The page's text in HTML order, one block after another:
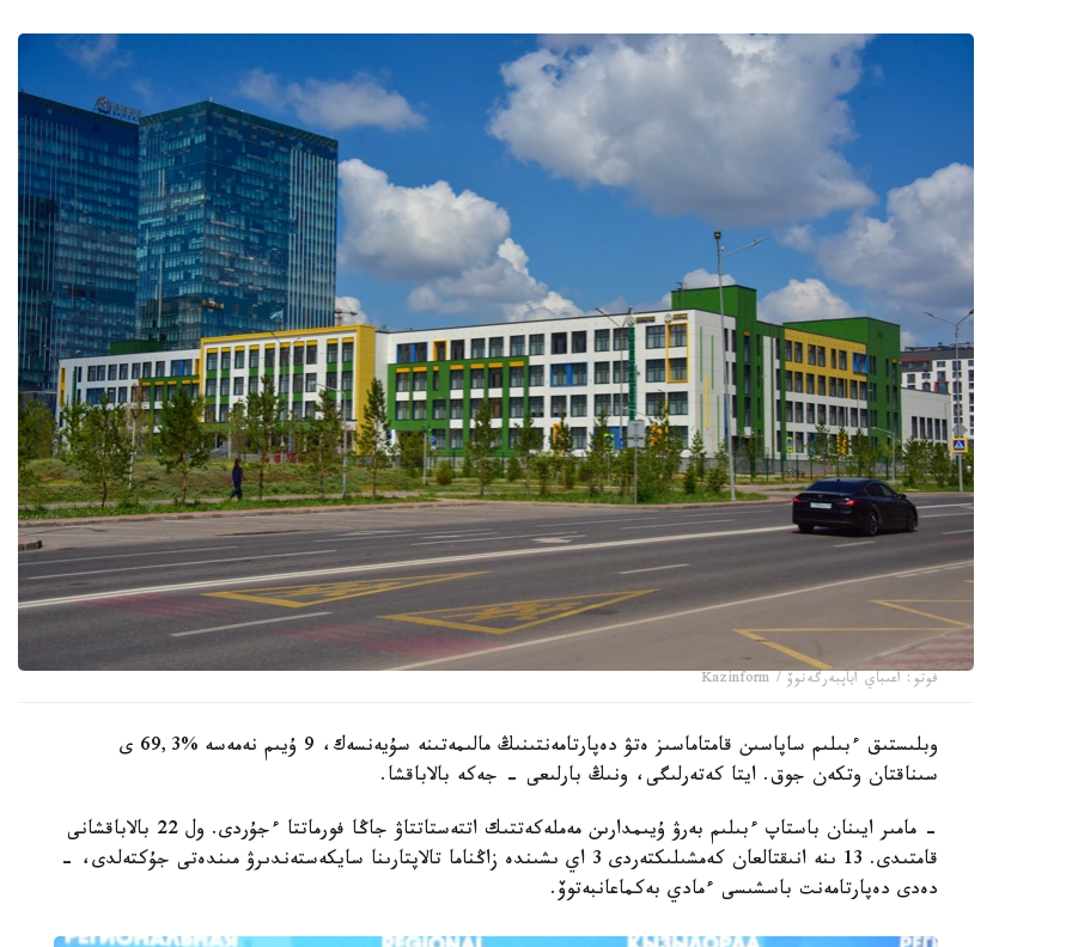
فوتو: اعىباي اياپبەرگەنوۆ / Kazinform
وبلىستىق ءبىلىم ساپاسىن قامتاماسىز ەتۋ دەپارتامەنتىنىڭ مالىمەتىنە سۇيەنسەك، 9 ۇيىم نەمەسە %69,3 ى
سىناقتان وتكەن جوق. ايتا كەتەرلىگى، ونىڭ بارلىعى - جەكە بالاباقشا.
- مامىر ايىنان باستاپ ءبىلىم بەرۋ ۇيىمدارىن مەملەكەتتىك اتتەستاتتاۋ جاڭا فورماتتا ءجۇردى. ول 22 بالاباقشانى
قامتىدى. 13 ىنە انىقتالعان كەمشىلىكتەردى 3 اي ىشىندە زاڭناما تالاپتارىنا سايكەستەندىرۋ مىندەتى جۇكتەلدى، -
دەدى دەپارتامەنت باسشىسى ءمادي بەكماعانبەتوۆ.